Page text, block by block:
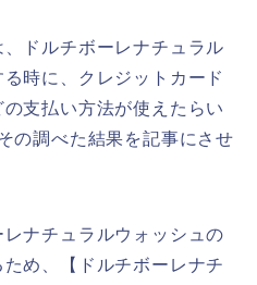
ドルチボーレナチュラル
時に、クレジットカード
支払い方法が使えたらい
の調べた結果を記事にさせ
ナチュラルウォッシュの
め、【ドルチボーレナチ